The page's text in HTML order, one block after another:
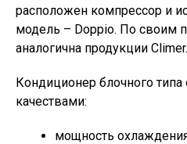
расположен компрессор и
модель – Doppio. По своим
аналогична продукции Climer.
Кондиционер блочного типа
качествами:
мощность